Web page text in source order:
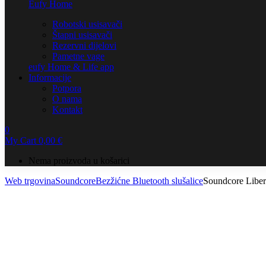
Eufy Home
Robotski usisavači
Štapni usisavači
Rezervni dijelovi
Pametne vage
eufy Home & Life app
Informacije
Potpora
O nama
Kontakt
0
My Cart0,00 €
Nema proizvoda u košarici
Web trgovinaSoundcoreBezžićne Bluetooth slušaliceSoundcore